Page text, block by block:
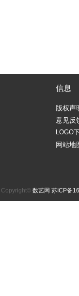
信息
版权声
意见反
LOGO
网站地
Copyright© 数艺网 苏ICP备